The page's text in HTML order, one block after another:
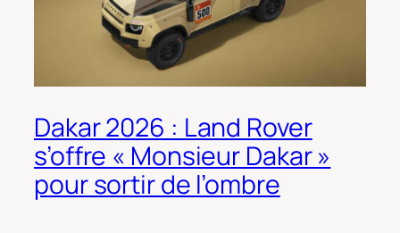
Dakar 2026 : Land Rover
s’offre « Monsieur Dakar »
pour sortir de l’ombre